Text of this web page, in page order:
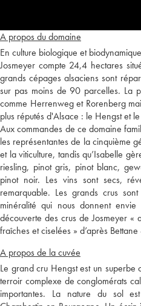
A propos du domaine
En culture biologique et
Josmeyer compte 24,4 hectares
grands cépages alsaciens sont
sur pas moins de 90 parcelles. La
comme Herrenweg et Rorenberg
plus réputés d'Alsace : le Hengst et
Aux commandes de ce domaine
les représentantes de la cinquième
et la viticulture, tandis qu’Isabelle
riesling, pinot gris, pinot blanc,
pinot noir. Les vins sont secs,
remarquable. Les grands crus
minéralité qui nous donnent
découverte des crus de Josmeyer «
fraîches et ciselées » d’après
A propos de la cuvée
Le grand cru Hengst est un
terroir complexe de conglomérats
importantes. La nature du sol